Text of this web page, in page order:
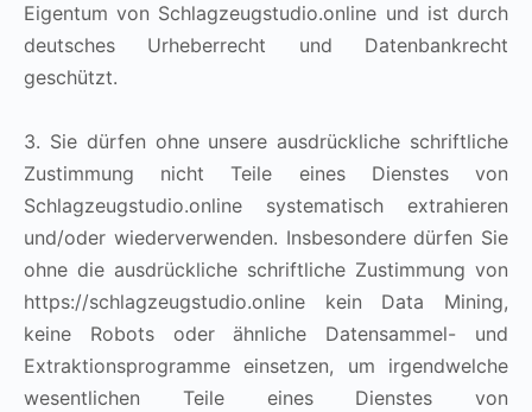
Eigentum von Schlagzeugstudio.online und ist durch
deutsches Urheberrecht und Datenbankrecht
geschützt.
3. Sie dürfen ohne unsere ausdrückliche schriftliche
Zustimmung nicht Teile eines Dienstes von
Schlagzeugstudio.online systematisch extrahieren
und/oder wiederverwenden. Insbesondere dürfen Sie
ohne die ausdrückliche schriftliche Zustimmung von
https://schlagzeugstudio.online kein Data Mining,
keine Robots oder ähnliche Datensammel- und
Extraktionsprogramme einsetzen, um irgendwelche
wesentlichen Teile eines Dienstes von